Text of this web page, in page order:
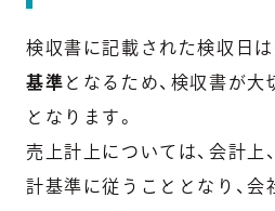
検収書に記載された検収日
基準 となるため、検収書が
となります。
売上計上については、会計上
計基準に従うこととなり、会